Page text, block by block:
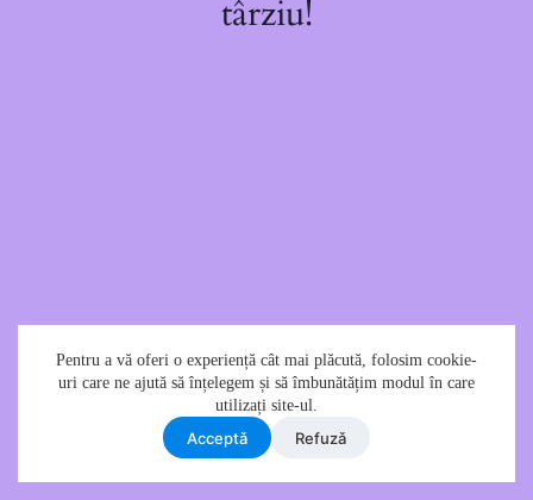
Pentru a vă oferi o experiență cât mai plăcută, folosim cookie-
uri care ne ajută să înțelegem și să îmbunătățim modul în care
utilizați site-ul.
Acceptǎ Refuzǎ
târziu!